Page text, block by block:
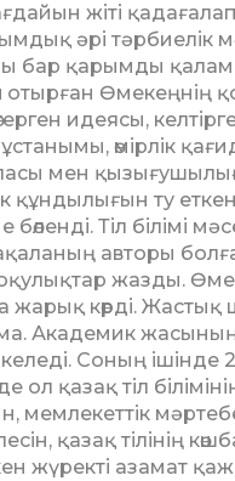
жіті
әрі тәр­бие­лік
бар қарымды
отырған
идеясы,
өмірлік
мен
ту еткен
Тіл білімі
авторы
жазды.
көрді. Жастық
Академик
Соның ішінде
қазақ тіл
мемлекеттік
қазақ тілінің
жүректі азамат